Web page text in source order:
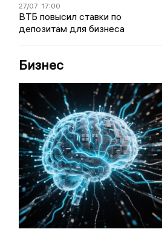
27/07 17:00
ВТБ повысил ставки по
депозитам для бизнеса
Бизнес